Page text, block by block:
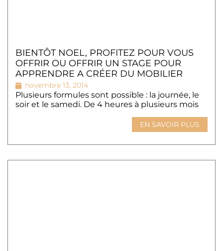
BIENTÔT NOEL, PROFITEZ POUR VOUS
OFFRIR OU OFFRIR UN STAGE POUR
APPRENDRE A CRÉER DU MOBILIER
CHEZ ART ET CARTON!
novembre 13, 2014
Plusieurs formules sont possible : la journée, le
soir et le samedi. De 4 heures à plusieurs mois
EN SAVOIR PLUS